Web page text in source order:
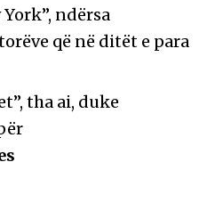
ndërsa
që në ditët e para
tha ai, duke